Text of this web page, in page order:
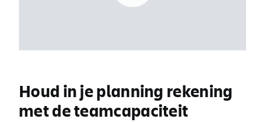
Houd in je planning rekening
met de teamcapaciteit